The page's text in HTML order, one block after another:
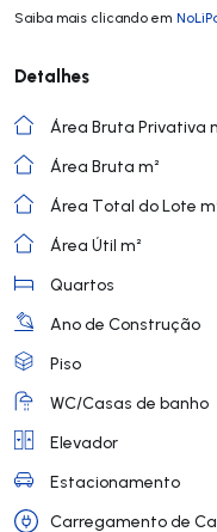
Saiba mais clicando em
Detalhes
Área Bruta Privativa
Área Bruta m²
Área Total do Lote
Área Útil m²
Quartos
Ano de Construção
Piso
WC/Casas de banho
Elevador
Estacionamento
Carregamento de